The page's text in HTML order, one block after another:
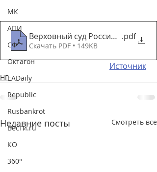
МК
АПИ
СФ
Октагон
EADaily
Republic
Rusbankrot
Вести.ru
КО
360°
Верховный суд России .pdf
Скачать PDF • 149KB
Источник
НГ
Недавние посты Смотреть все